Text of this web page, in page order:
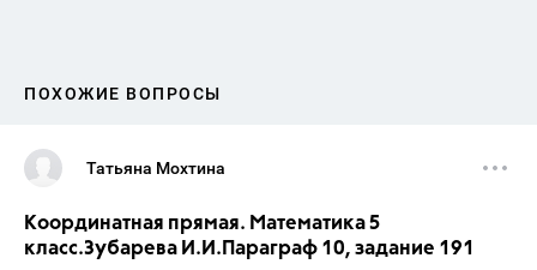
ПОХОЖИЕ ВОПРОСЫ
Татьяна Мохтина
Координатная прямая. Математика 5
класс.Зубарева И.И.Параграф 10, задание 191